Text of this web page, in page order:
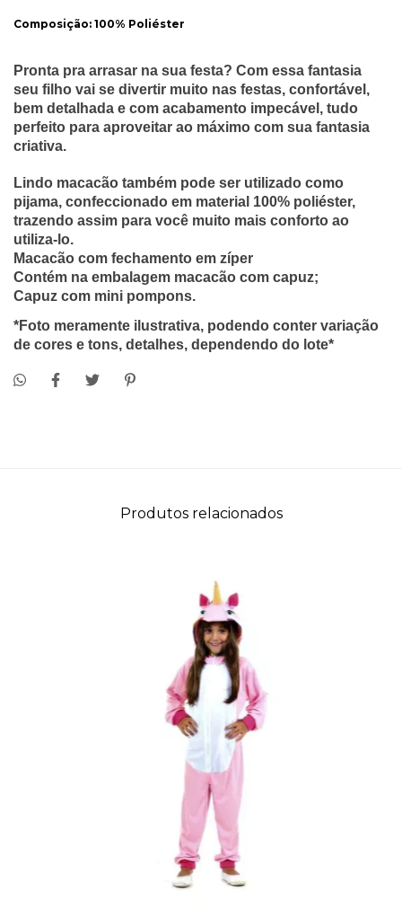
Composição: 100% Poliéster
Pronta pra arrasar na sua festa? Com essa fantasia
seu filho vai se divertir muito nas festas, confortável,
bem detalhada e com acabamento impecável, tudo
perfeito para aproveitar ao máximo com sua fantasia
criativa.
Lindo macacão também pode ser utilizado como
pijama, confeccionado em material 100% poliéster,
trazendo assim para você muito mais conforto ao
utiliza-lo.
Macacão com fechamento em zíper
Contém na embalagem macacão com capuz;
Capuz com mini pompons.
*Foto meramente ilustrativa, podendo conter variação
de cores e tons, detalhes, dependendo do lote*
Produtos relacionados